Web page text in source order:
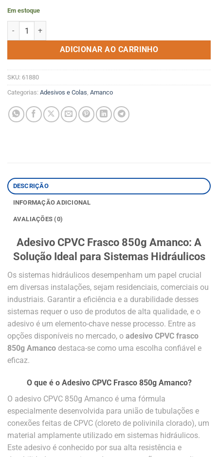
Em estoque
Adesivo Cpvc Frasco 850G Amanco quantidade
ADICIONAR AO CARRINHO
SKU: 61880
Categorias: Adesivos e Colas Amanco
DESCRIÇÃO
INFORMAÇÃO ADICIONAL
AVALIAÇÕES (0)
Adesivo CPVC Frasco 850g Amanco: A
Solução Ideal para Sistemas Hidráulicos
Os sistemas hidráulicos desempenham um papel crucial
em diversas instalações, sejam residenciais, comerciais ou
industriais. Garantir a eficiência e a durabilidade desses
sistemas requer o uso de produtos de alta qualidade, e o
adesivo é um elemento-chave nesse processo. Entre as
opções disponíveis no mercado, o adesivo CPVC frasco
850g Amanco destaca-se como uma escolha confiável e
eficaz.
O que é o Adesivo CPVC Frasco 850g Amanco?
O adesivo CPVC 850g Amanco é uma fórmula
especialmente desenvolvida para união de tubulações e
conexões feitas de CPVC (cloreto de polivinila clorado), um
material amplamente utilizado em sistemas hidráulicos.
Este adesivo é conhecido por sua alta resistência e